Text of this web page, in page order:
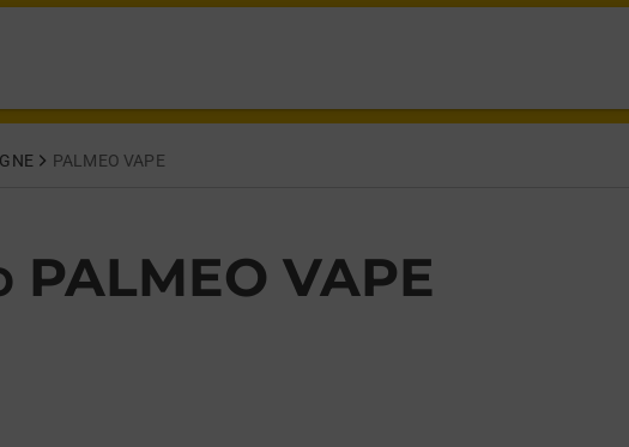
PALMEO VAPE
PALMEO VAPE
GEMENOS AUBAGNE,